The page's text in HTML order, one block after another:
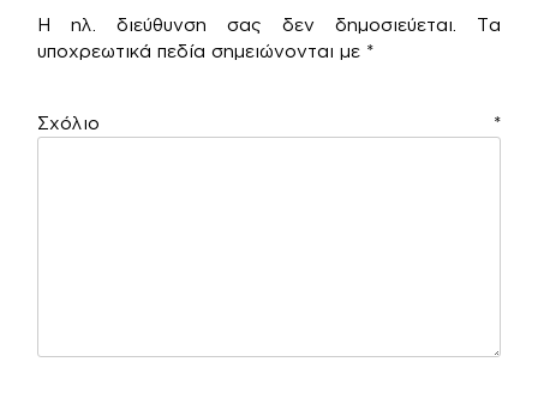
Η ηλ. διεύθυνση σας δεν δημοσιεύεται.
Τα
υποχρεωτικά πεδία σημειώνονται με *
Σχόλιο *